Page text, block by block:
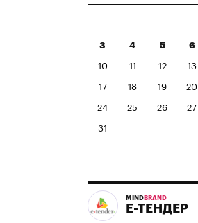
3 4 5 6
10 11 12 13
17 18 19 20
24 25 26 27
31
MIND BRAND
Е-ТЕНДЕР